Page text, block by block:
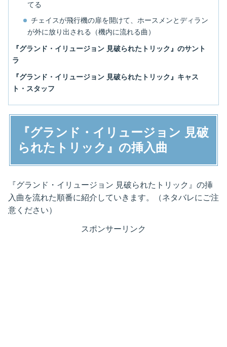
てる
チェイスが飛行機の扉を開けて、ホースメンとディラン
が外に放り出される（機内に流れる曲）
『グランド・イリュージョン 見破られたトリック』のサント
ラ
『グランド・イリュージョン 見破られたトリック』キャス
ト・スタッフ
『グランド・イリュージョン 見破
られたトリック』の挿入曲
『グランド・イリュージョン 見破られたトリック』の挿
入曲を流れた順番に紹介していきます。（ネタバレにご注
意ください）
スポンサーリンク